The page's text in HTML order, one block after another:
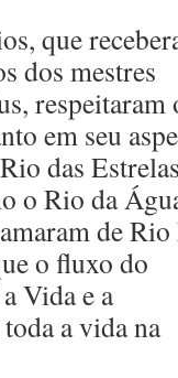
que
dos mestres
respeitaram
em seu
das
o Rio da
de
o fluxo do
Vida e a
a vida na